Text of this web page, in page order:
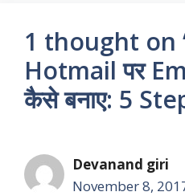
1 thought on
Hotmail पर
कैसे बनाए: 5
Devanand giri
November 8,